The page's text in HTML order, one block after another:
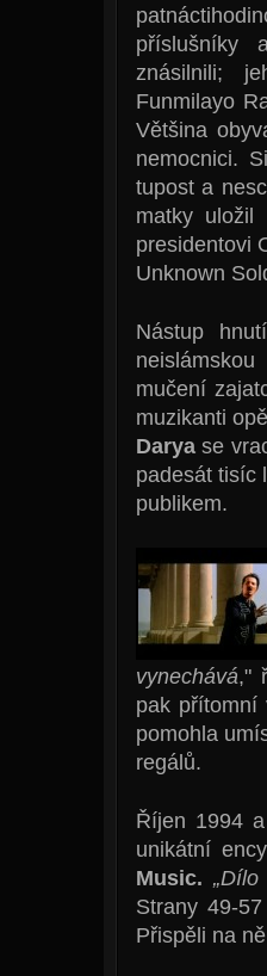
příslušníky
znásilnili;
Funmilayo
Většina
nemocnici.
tupost a
matky
presidentovi
Unknown
Nástup
mučení
muzikanti
Daryase
padesát tisíc
publikem.
vynechává,"
pak přítomní
pomohla
regálů.
Říjen 1994
unikátní
Music.
Strany 49-
Přispěli na